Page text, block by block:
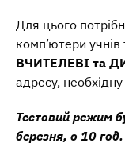
Для цього
комп’ютери учнів
ВЧИТЕЛЕВІ та
адресу,
Тестовий режим
березня, о 10